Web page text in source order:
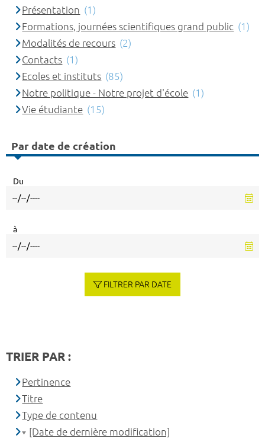
Présentation (1)
Formations, journées scientifiques grand public (1)
Modalités de recours (2)
Contacts (1)
Ecoles et instituts (85)
Notre politique - Notre projet d'école (1)
Vie étudiante (15)
Par date de création
Du
à
FILTRER PAR DATE
TRIER PAR :
Pertinence
Titre
Type de contenu
[Date de dernière modification]